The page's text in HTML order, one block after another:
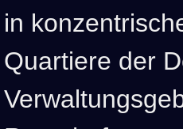
in
Quartiere der